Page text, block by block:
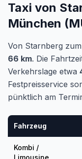
Taxi von
München
Von Starnberg
66 km. Die
Verkehrslage etwa
Festpreisservice
pünktlich am
Fahrzeug
Kombi /
Limousine